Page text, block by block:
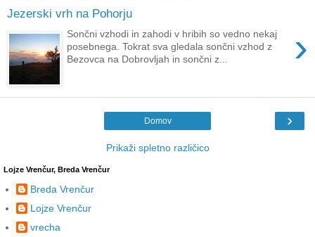
Jezerski vrh na Pohorju
›
Sončni vzhodi in zahodi v hribih so vedno nekaj
posebnega. Tokrat sva gledala sončni vzhod z
Bezovca na Dobrovljah in sončni z...
›
Domov
Prikaži spletno različico
Lojze Vrenčur, Breda Vrenčur
Breda Vrenčur
Lojze Vrenčur
vrecha